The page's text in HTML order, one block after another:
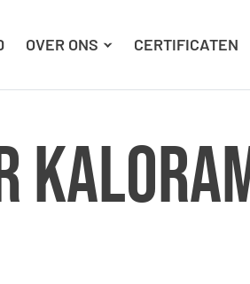
OVER ONS CERTIFICATEN